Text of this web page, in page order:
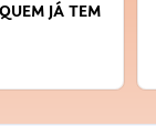
JÁ TEM